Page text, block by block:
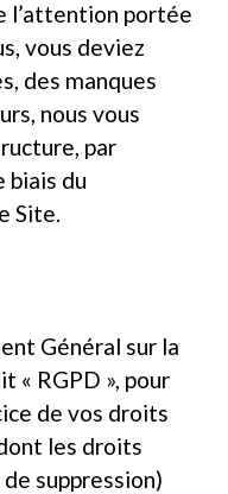
l’attention portée
vous deviez
des manques
nous vous
par
biais du
Site.
Général sur la
« RGPD », pour
de vos droits
les droits
suppression)